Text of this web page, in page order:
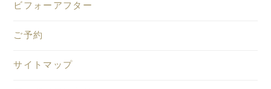
ビフォーアフター
ご予約
サイトマップ